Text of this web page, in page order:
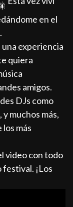
en el
experiencia
quiera
amigos.
DJs como
muchos más,
más
video con todo
¡Los